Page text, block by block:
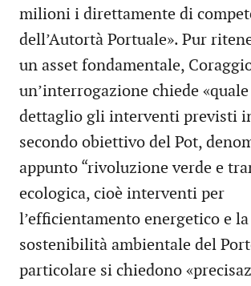
milioni i direttamente di
dell’Autortà Portuale». Pur
un asset fondamentale,
un’interrogazione chiede
dettaglio gli interventi previsti
secondo obiettivo del Pot,
appunto “rivoluzione verde e
ecologica, cioè interventi per
l’efficientamento energetico e la
sostenibilità ambientale del
particolare si chiedono